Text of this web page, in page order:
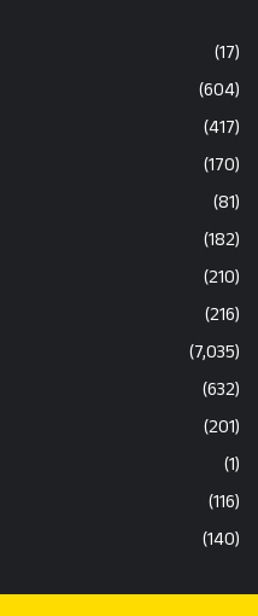
(17)
(604)
(417)
(170)
(81)
(182)
(210)
(216)
(7,035)
(632)
(201)
(1)
(116)
(140)